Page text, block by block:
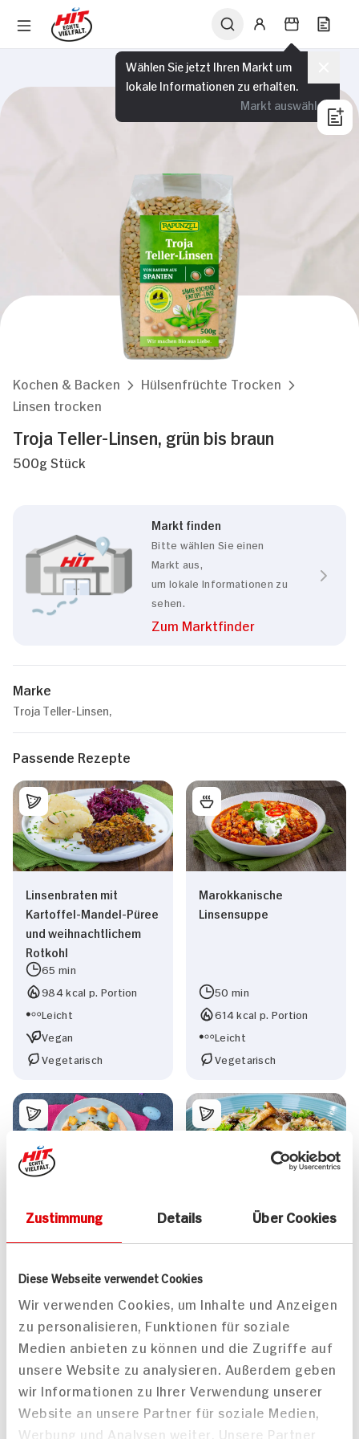
Zustimmung Details Über Cookies
Diese Webseite verwendet Cookies
Wir verwenden Cookies, um Inhalte und Anzeigen
zu personalisieren, Funktionen für soziale
Medien anbieten zu können und die Zugriffe auf
unsere Website zu analysieren. Außerdem geben
wir Informationen zu Ihrer Verwendung unserer
Website an unsere Partner für soziale Medien,
Werbung und Analysen weiter. Unsere Partner
Wählen Sie jetzt Ihren Markt um
lokale Informationen zu erhalten.
Markt auswählen
Kochen & Backen
Hülsenfrüchte Trocken
Linsen trocken
Troja Teller-Linsen, grün bis braun
500g Stück
Markt finden
Bitte wählen Sie einen
Markt aus,
um lokale Informationen zu
sehen.
Zum Marktfinder
Marke
Troja Teller-Linsen,
Passende Rezepte
Linsenbraten mit
Kartoffel-Mandel-Püree
und weihnachtlichem
Rotkohl
65 min
984 kcal p. Portion
Leicht
Vegan
Vegetarisch
Marokkanische
Linsensuppe
50 min
614 kcal p. Portion
Leicht
Vegetarisch
auf Spinat Linsen
793 kcal p. Portion
Leicht
und Zwiebeln
50 min
Vegan